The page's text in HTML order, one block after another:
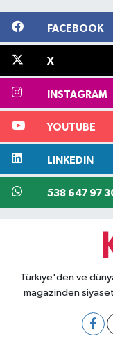
FACEBOOK
X
INSTAGRAM
YOUTUBE
LINKEDIN
538 647 97
Türkiye'den ve
magazinden